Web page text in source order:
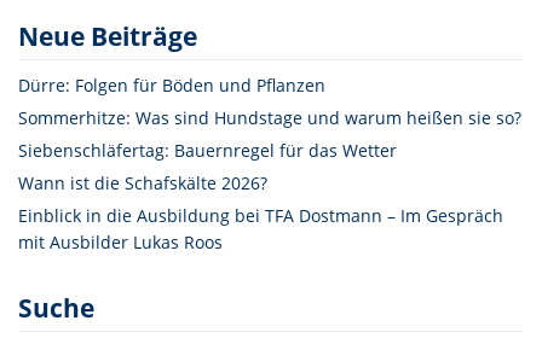
Neue Beiträge
Dürre: Folgen für Böden und Pflanzen
Sommerhitze: Was sind Hundstage und warum heißen sie so?
Siebenschläfertag: Bauernregel für das Wetter
Wann ist die Schafskälte 2026?
Einblick in die Ausbildung bei TFA Dostmann – Im Gespräch
mit Ausbilder Lukas Roos
Suche